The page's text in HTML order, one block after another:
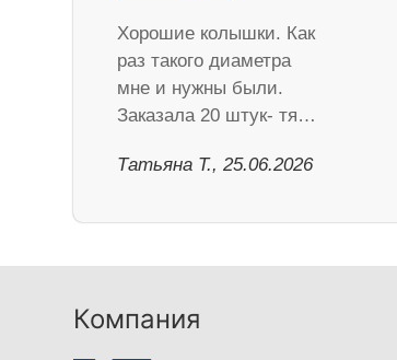
Хорошие колышки. Как
раз такого диаметра
мне и нужны были.
Заказала 20 штук- тя…
Татьяна Т., 25.06.2026
Компания